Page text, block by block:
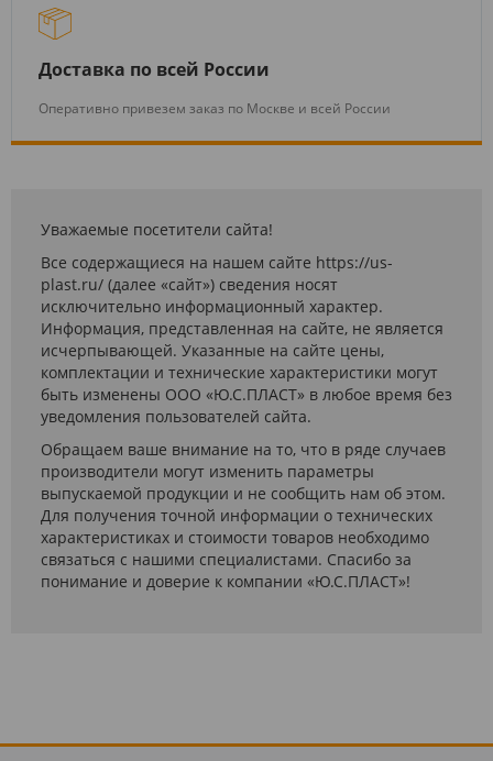
Доставка по всей России
Оперативно привезем заказ по Москве и всей России
Уважаемые посетители сайта!
Все содержащиеся на нашем сайте https://us-
plast.ru/ (далее «сайт») сведения носят
исключительно информационный характер.
Информация, представленная на сайте, не является
исчерпывающей. Указанные на сайте цены,
комплектации и технические характеристики могут
быть изменены ООО «Ю.С.ПЛАСТ» в любое время без
уведомления пользователей сайта.
Обращаем ваше внимание на то, что в ряде случаев
производители могут изменить параметры
выпускаемой продукции и не сообщить нам об этом.
Для получения точной информации о технических
характеристиках и стоимости товаров необходимо
связаться с нашими специалистами. Спасибо за
понимание и доверие к компании «Ю.С.ПЛАСТ»!